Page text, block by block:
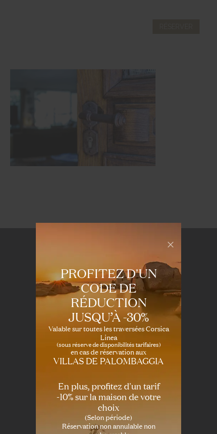
Contacts
Sortie Bocca de Oro
20137 Porto-Vecchio
Corse du Sud, France
Nos Villas
Villa Casa Alma 2 à 8 pers
PROFITEZ D'UN
CODE DE
RÉDUCTION
JUSQU’À -30%
Valable sur toutes les traversées Corsica
Linea
(sous réserve de disponibilités tarifaires)
en cas de réservation aux
VILLAS DE PALOMBAGGIA
En plus, profitez d'un tarif
-10% sur la maison de votre
choix
(Selon période)
Réservation non annulable non